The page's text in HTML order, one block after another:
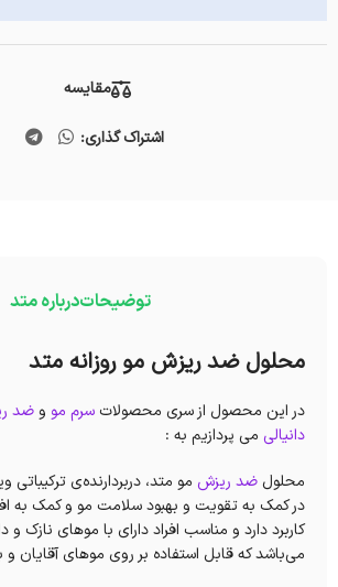
مقایسه
اشتراک گذاری:
توضیحاتدرباره متد
محلول ضد ریزش مو روزانه متد
در این محصول از سری محصولات سرم مو وضد
دانیالی می پردازیم به :
محلولضد ریزش مو متد، دربردارنده‌ی
در کمک به تقویت و بهبود سلامت مو و کمک به
کاربرد دارد و مناسب افراد دارای با موهای نازک و
می‌باشد که قابل استفاده بر روی موهای آقایان و